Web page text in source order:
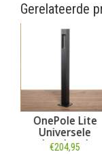
Gerelateerde
OnePole Lite
Universele
Laadpaal
€204,95